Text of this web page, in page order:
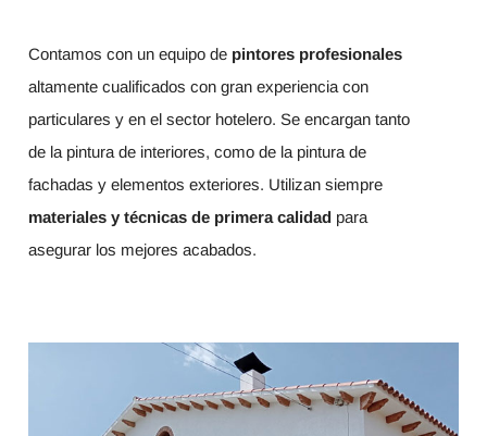
Contamos con un equipo de pintores profesionales
altamente cualificados con gran experiencia con
particulares y en el sector hotelero. Se encargan tanto
de la pintura de interiores, como de la pintura de
fachadas y elementos exteriores. Utilizan siempre
materiales y técnicas de primera calidad para
asegurar los mejores acabados.